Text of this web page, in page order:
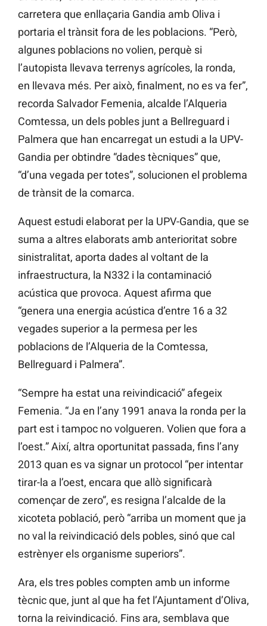
carretera que enllaçaria Gandia amb Oliva i
portaria el trànsit fora de les poblacions. “Però,
algunes poblacions no volien, perquè si
l’autopista llevava terrenys agrícoles, la ronda,
en llevava més. Per això, finalment, no es va fer”,
recorda Salvador Femenia, alcalde l’Alqueria
Comtessa, un dels pobles junt a Bellreguard i
Palmera que han encarregat un estudi a la UPV-
Gandia per obtindre “dades tècniques” que,
“d’una vegada per totes”, solucionen el problema
de trànsit de la comarca.
Aquest estudi elaborat per la UPV-Gandia, que se
suma a altres elaborats amb anterioritat sobre
sinistralitat, aporta dades al voltant de la
infraestructura, la N332 i la contaminació
acústica que provoca. Aquest afirma que
“genera una energia acústica d’entre 16 a 32
vegades superior a la permesa per les
poblacions de l’Alqueria de la Comtessa,
Bellreguard i Palmera”.
“Sempre ha estat una reivindicació” afegeix
Femenia. “Ja en l’any 1991 anava la ronda per la
part est i tampoc no volgueren. Volien que fora a
l’oest.” Així, altra oportunitat passada, fins l’any
2013 quan es va signar un protocol “per intentar
tirar-la a l’oest, encara que allò significarà
començar de zero”, es resigna l’alcalde de la
xicoteta població, però “arriba un moment que ja
no val la reivindicació dels pobles, sinó que cal
estrènyer els organisme superiors”.
Ara, els tres pobles compten amb un informe
tècnic que, junt al que ha fet l’Ajuntament d’Oliva,
torna la reivindicació. Fins ara, semblava que